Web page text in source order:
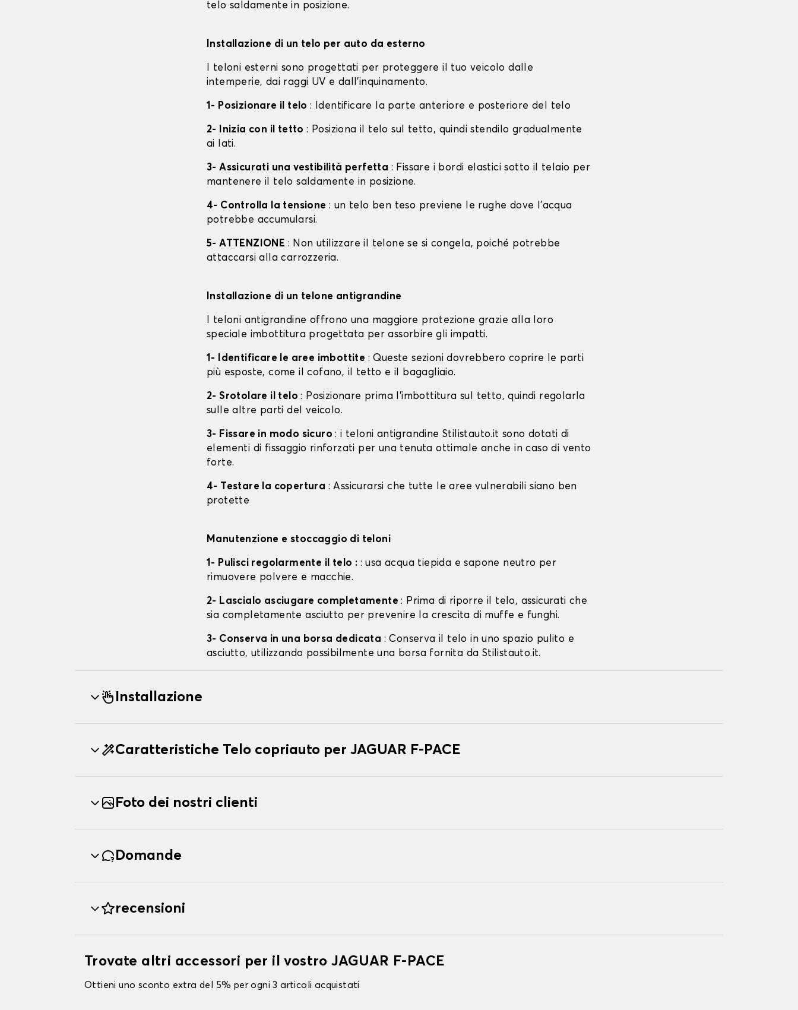
telo saldamente in posizione.
Installazione di un telo per auto da esterno
I teloni esterni sono progettati per proteggere il tuo veicolo dalle
intemperie, dai raggi UV e dall'inquinamento.
1- Posizionare il telo: Identificare la parte anteriore e posteriore del telo
2- Inizia con il tetto: Posiziona il telo sul tetto, quindi stendilo gradualmente
ai lati.
3- Assicurati una vestibilità perfetta : Fissare i bordi elastici sotto il telaio per
mantenere il telo saldamente in posizione.
4- Controlla la tensione : un telo ben teso previene le rughe dove l'acqua
potrebbe accumularsi.
5- ATTENZIONE : Non utilizzare il telone se si congela, poiché potrebbe
attaccarsi alla carrozzeria.
Installazione di un telone antigrandine
I teloni antigrandine offrono una maggiore protezione grazie alla loro
speciale imbottitura progettata per assorbire gli impatti.
1- Identificare le aree imbottite : Queste sezioni dovrebbero coprire le parti
più esposte, come il cofano, il tetto e il bagagliaio.
2- Srotolare il telo: Posizionare prima l'imbottitura sul tetto, quindi regolarla
sulle altre parti del veicolo.
3- Fissare in modo sicuro: i teloni antigrandine Stilistauto.it sono dotati di
elementi di fissaggio rinforzati per una tenuta ottimale anche in caso di vento
forte.
4- Testare la copertura : Assicurarsi che tutte le aree vulnerabili siano ben
protette
Manutenzione e stoccaggio di teloni
1- Pulisci regolarmente il telo : : usa acqua tiepida e sapone neutro per
rimuovere polvere e macchie.
2- Lascialo asciugare completamente: Prima di riporre il telo, assicurati che
sia completamente asciutto per prevenire la crescita di muffe e funghi.
3- Conserva in una borsa dedicata : Conserva il telo in uno spazio pulito e
asciutto, utilizzando possibilmente una borsa fornita da Stilistauto.it.
Installazione
Caratteristiche Telo copriauto per JAGUAR F-PACE
Foto dei nostri clienti
Domande
recensioni
Trovate altri accessori per il vostro JAGUAR F-PACE
Ottieni uno sconto extra del 5% per ogni 3 articoli acquistati